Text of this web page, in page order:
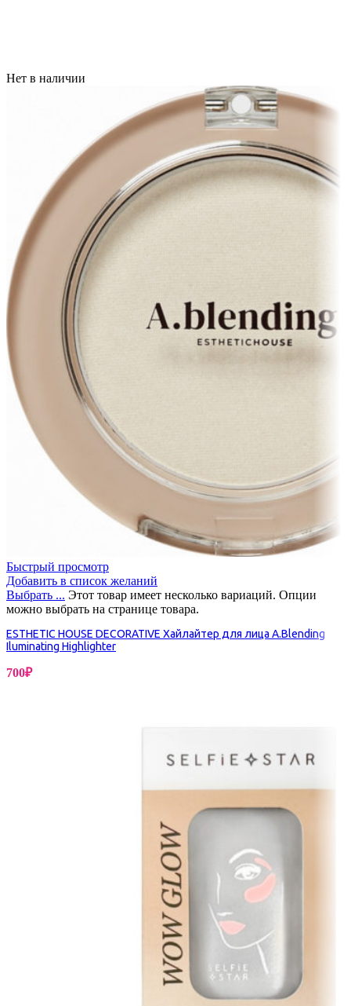
Нет в наличии
Быстрый просмотр
Добавить в список желаний
Выбрать ... Этот товар имеет несколько вариаций. Опции
можно выбрать на странице товара.
ESTHETIC HOUSE DECORATIVE Хайлайтер для лица A.Blending
Iluminating Highlighter
700₽